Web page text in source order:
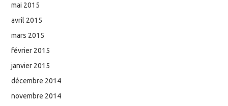
mai 2015
avril 2015
mars 2015
février 2015
janvier 2015
décembre 2014
novembre 2014